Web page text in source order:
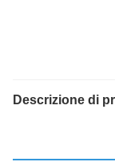
Descrizione di